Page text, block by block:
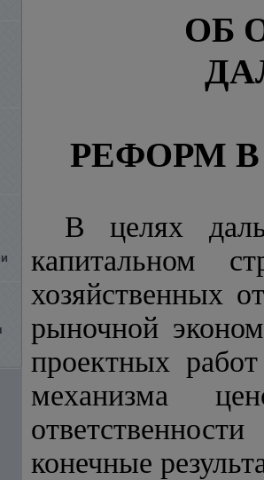
ОБ
РЕФОРМ
В целях
капитальном
хозяйственных
рыночной
проектных
механизма
конечные